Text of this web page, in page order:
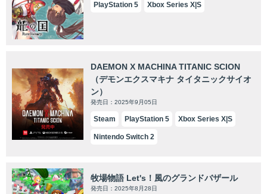
PlayStation 5 Xbox Series X|S
DAEMON X MACHINA TITANIC SCION
（デモンエクスマキナ タイタニックサイオ
ン）
発売日：2025年9月05日
Steam PlayStation 5 Xbox Series X|S
Nintendo Switch 2
牧場物語 Let's！風のグランドバザール
発売日：2025年8月28日